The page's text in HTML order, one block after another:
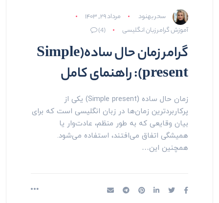
سحر بهنود
مرداد ۲۹, ۱۴۰۳
آموزش گرامر زبان انگلیسی
(4)
گرامر زمان حال ساده(Simple
present): راهنمای کامل
زمان حال ساده (Simple present) یکی از
پرکاربردترین زمان‌ها در زبان انگلیسی است که برای
بیان وقایعی که به طور منظم، عادت‌وار یا
همیشگی اتفاق می‌افتند، استفاده می‌شود.
همچنین این…